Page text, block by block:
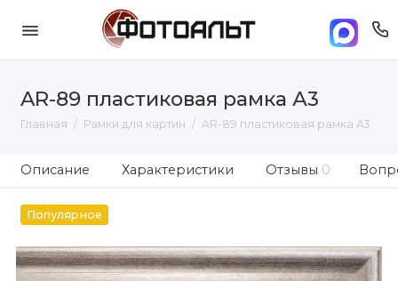
AR-89 пластиковая рамка А3
Главная Рамки для картин AR-89 пластиковая рамка А3
Описание Характеристики Отзывы 0
Популярное